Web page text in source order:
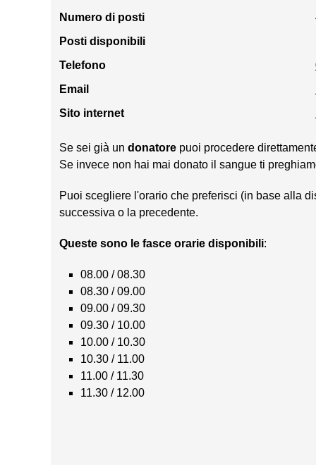
Numero di posti
Posti disponibili
Telefono
Email
Sito internet
Se sei già un donatore puoi procedere
Se invece non hai mai donato il sangue ti
Puoi scegliere l'orario che preferisci (in base alla
successiva o la precedente.
Queste sono le fasce orarie disponibili:
08.00 / 08.30
08.30 / 09.00
09.00 / 09.30
09.30 / 10.00
10.00 / 10.30
10.30 / 11.00
11.00 / 11.30
11.30 / 12.00